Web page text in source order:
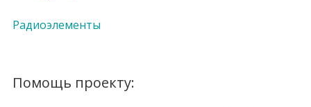
Радиоэлементы
Помощь проекту: